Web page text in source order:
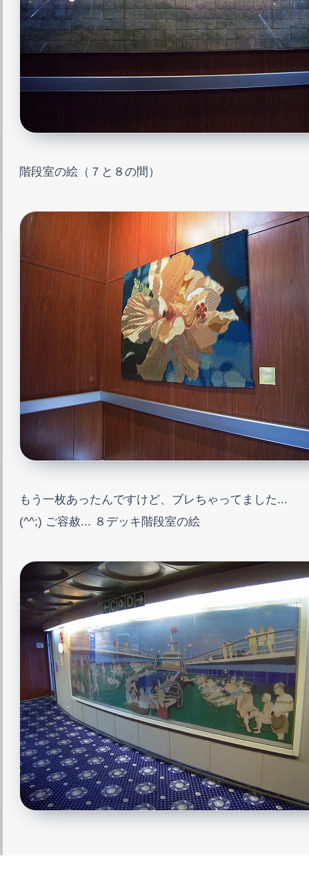
階段室の絵（７と８の間）
もう一枚あったんですけど、ブレちゃってました...
(^^;) ご容赦... ８デッキ階段室の絵